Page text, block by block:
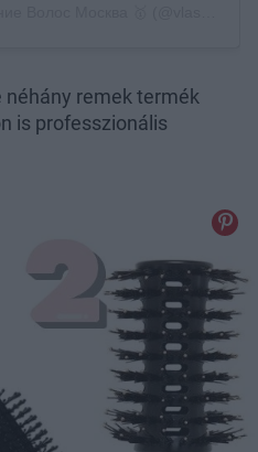
remek termék
is professzionális